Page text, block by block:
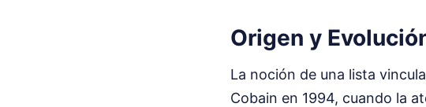
Origen y
La noción de una lista
Cobain en 1994, cuando la